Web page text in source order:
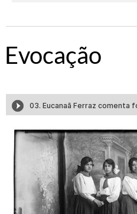
Evocação